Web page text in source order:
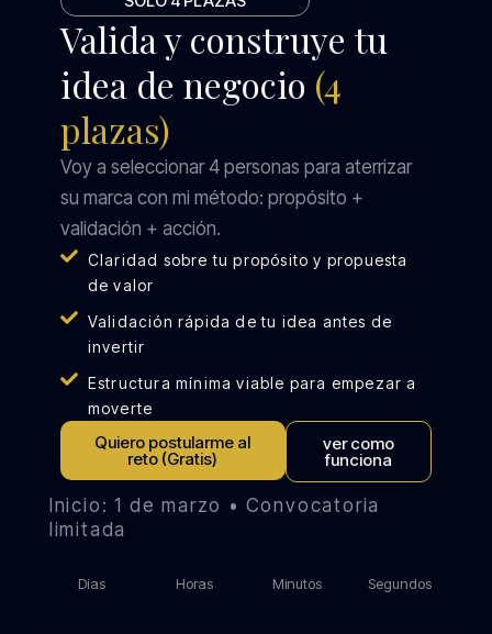
Valida y construye tu
idea de negocio (4
plazas)
Voy a seleccionar 4 personas para aterrizar
su marca con mi método: propósito +
validación + acción.
Claridad sobre tu propósito y propuesta
de valor
Validación rápida de tu idea antes de
invertir
Estructura mínima viable para empezar a
moverte
Quiero postularme al
reto (Gratis)
ver como
funciona
Inicio: 1 de marzo • Convocatoria
limitada
Días Horas Minutos Segundos